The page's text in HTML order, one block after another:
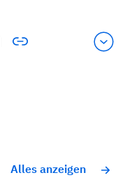
Alles anzeigen